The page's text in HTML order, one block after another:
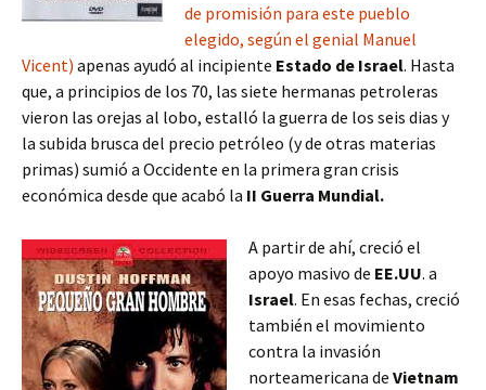
de promisión para este pueblo
elegido, según el genial Manuel
Vicent) apenas ayudó al incipiente Estado de Israel. Hasta
que, a principios de los 70, las siete hermanas petroleras
vieron las orejas al lobo, estalló la guerra de los seis dias y
la subida brusca del precio petróleo (y de otras materias
primas) sumió a Occidente en la primera gran crisis
económica desde que acabó la II Guerra Mundial.
A partir de ahí, creció el
apoyo masivo de EE.UU. a
Israel. En esas fechas, creció
también el movimiento
contra la invasión
norteamericana de Vietnam